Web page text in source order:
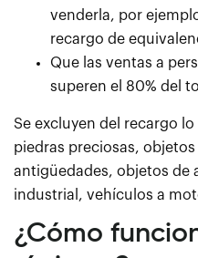
venderla, por
recargo de
Que las ventas a
superen el 80% del
Se excluyen del recargo
piedras preciosas,
antigüedades, objetos de
industrial, vehículos a
¿Cómo